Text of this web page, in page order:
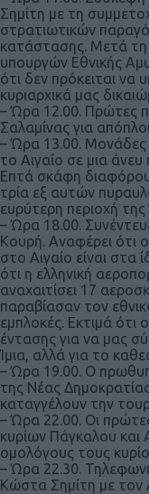
Σημίτη με τη
στρατιωτικών
κατάστασης. Μετά τη
υπουργών Εθνικής
ότι δεν πρόκειται να
κυριαρχικά μας
– Ώρα 12.00. Πρώτες
Σαλαμίνας για
– Ώρα 13.00. Μονάδες
το Αιγαίο σε μια
Επτά σκάφη
τρία εξ αυτών
ευρύτερη περιοχή της
– Ώρα 18.00.
Κουρή. Αναφέρει ότι
στο Αιγαίο είναι στα
ότι η ελληνική
αναχαιτίσει 17
παραβίασαν τον
εμπλοκές. Εκτιμά ότι
έντασης για να μας
Ίμια, αλλά για το
– Ώρα 19.00. Ο
της Νέας
καταγγέλουν την
– Ώρα 22.00. Οι
κυρίων Πάγκαλου και
ομολόγους τους
– Ώρα 22.30.
Κώστα Σημίτη με τον